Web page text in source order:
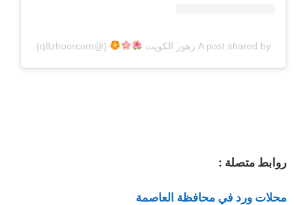
A post shared by زهور الكويت ⁩ (@q8zhoorcom)
روابط متصلة :
محلات ورد في محافظة العاصمة